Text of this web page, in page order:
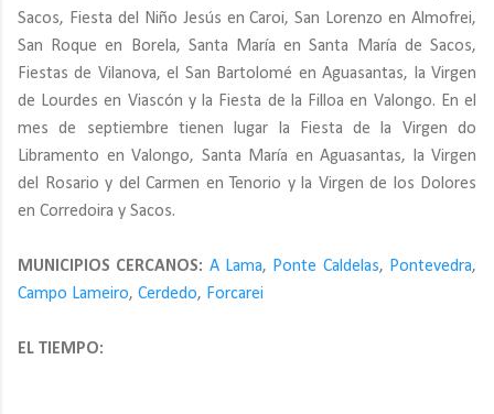
Sacos, Fiesta del Niño Jesús en Caroi, San Lorenzo en Almofrei,
San Roque en Borela, Santa María en Santa María de Sacos,
Fiestas de Vilanova, el San Bartolomé en Aguasantas, la Virgen
de Lourdes en Viascón y la Fiesta de la Filloa en Valongo. En el
mes de septiembre tienen lugar la Fiesta de la Virgen do
Libramento en Valongo, Santa María en Aguasantas, la Virgen
del Rosario y del Carmen en Tenorio y la Virgen de los Dolores
en Corredoira y Sacos.
MUNICIPIOS CERCANOS: A Lama, Ponte Caldelas, Pontevedra,
Campo Lameiro, Cerdedo, Forcarei
EL TIEMPO: